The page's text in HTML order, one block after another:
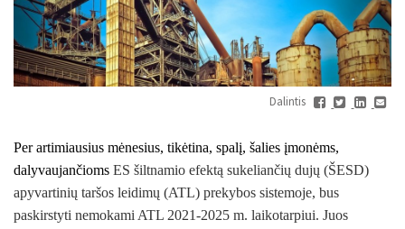
Dalintis
Per artimiausius mėnesius, tikėtina, spalį, šalies įmonėms,
dalyvaujančioms ES šiltnamio efektą sukeliančių dujų (ŠESD)
apyvartinių taršos leidimų (ATL) prekybos sistemoje, bus
paskirstyti nemokami ATL 2021-2025 m. laikotarpiui. Juos